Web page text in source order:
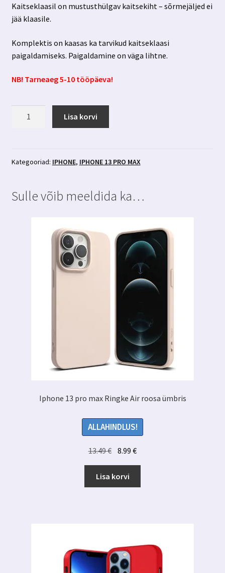
Kaitseklaasil on mustusthülgav kaitsekiht – sõrmejäljed ei
jää klaasile.
Komplektis on kaasas ka tarvikud kaitseklaasi
paigaldamiseks. Paigaldamine on väga lihtne.
NB! Tarneaeg 5-10 tööpäeva!
kaitseklaas
Max
Lisa korvi
Kategooriad: IPHONE, IPHONE 13 PRO MAX
Sulle võib meeldida ka…
Iphone 13 pro max Ringke Air roosa ümbris
ALLAHINDLUS!
13.49€ Algne
oli:
13.49 €.
8.99€Praegune
8.99 €.
Lisa korvi